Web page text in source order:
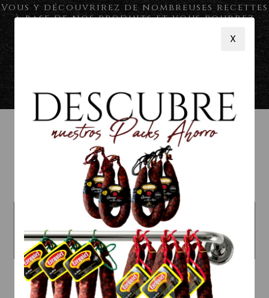
Vous y découvrirez de nombreuses recettes
à base de nos produits et vous pourrez
l'ail noir
Il y a un peu plus d'un an,
Embutidos Ezequiel a décidé de
lancer un nouveau produit,
révolutionnant la façon de
comprendre les saucisses. Il s'agit
du Chorizo al Ajo Negro, un produit
qui atteint l'équilibre parfait entre
santé et saveur.
X